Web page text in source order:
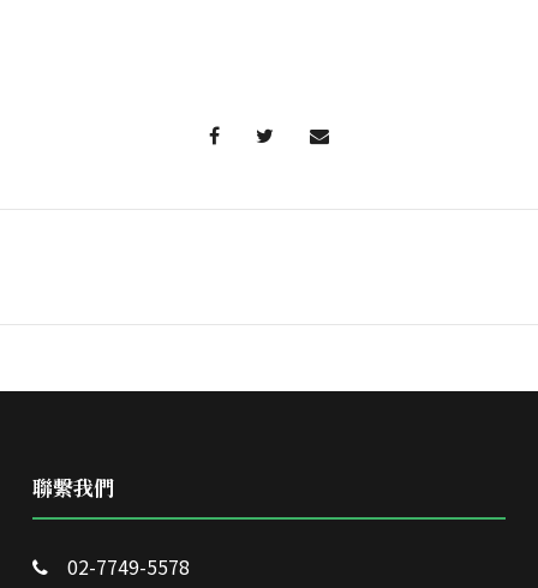
聯繫我們
02-7749-5578